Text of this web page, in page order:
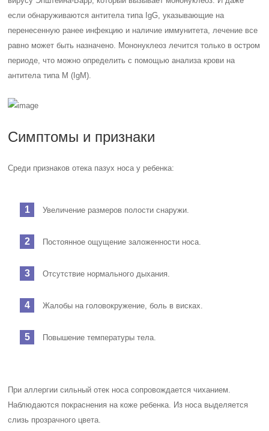
если обнаруживаются антитела типа IgG, указывающие на
перенесенную ранее инфекцию и наличие иммунитета, лечение все
равно может быть назначено. Мононуклеоз лечится только в остром
периоде, что можно определить с помощью анализа крови на
антитела типа М (IgM).
Симптомы и признаки
Среди признаков отека пазух носа у ребенка:
Увеличение размеров полости снаружи.
Постоянное ощущение заложенности носа.
Отсутствие нормального дыхания.
Жалобы на головокружение, боль в висках.
Повышение температуры тела.
При аллергии сильный отек носа сопровождается чиханием.
Наблюдаются покраснения на коже ребенка. Из носа выделяется
слизь прозрачного цвета.